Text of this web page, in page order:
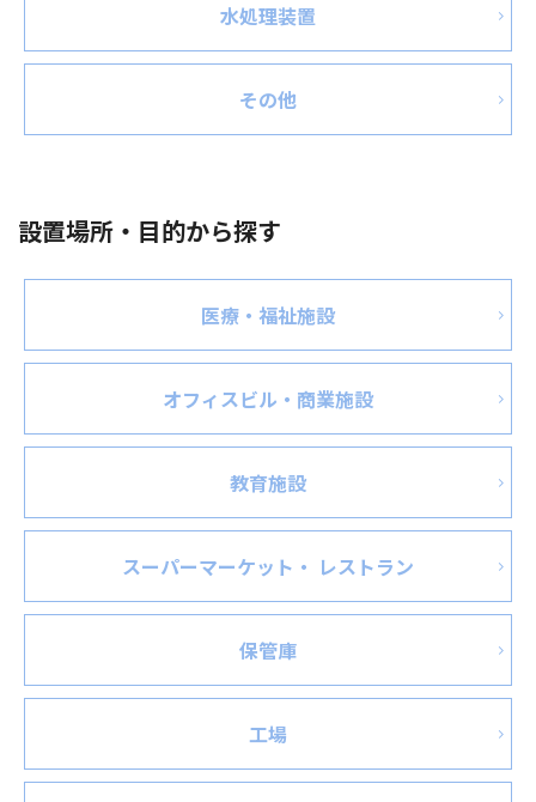
水処理装置
その他
設置場所・目的から探す
医療・福祉施設
オフィスビル・商業施設
教育施設
スーパーマーケット・ レストラン
保管庫
工場